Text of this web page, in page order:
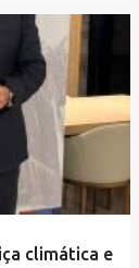
climática e